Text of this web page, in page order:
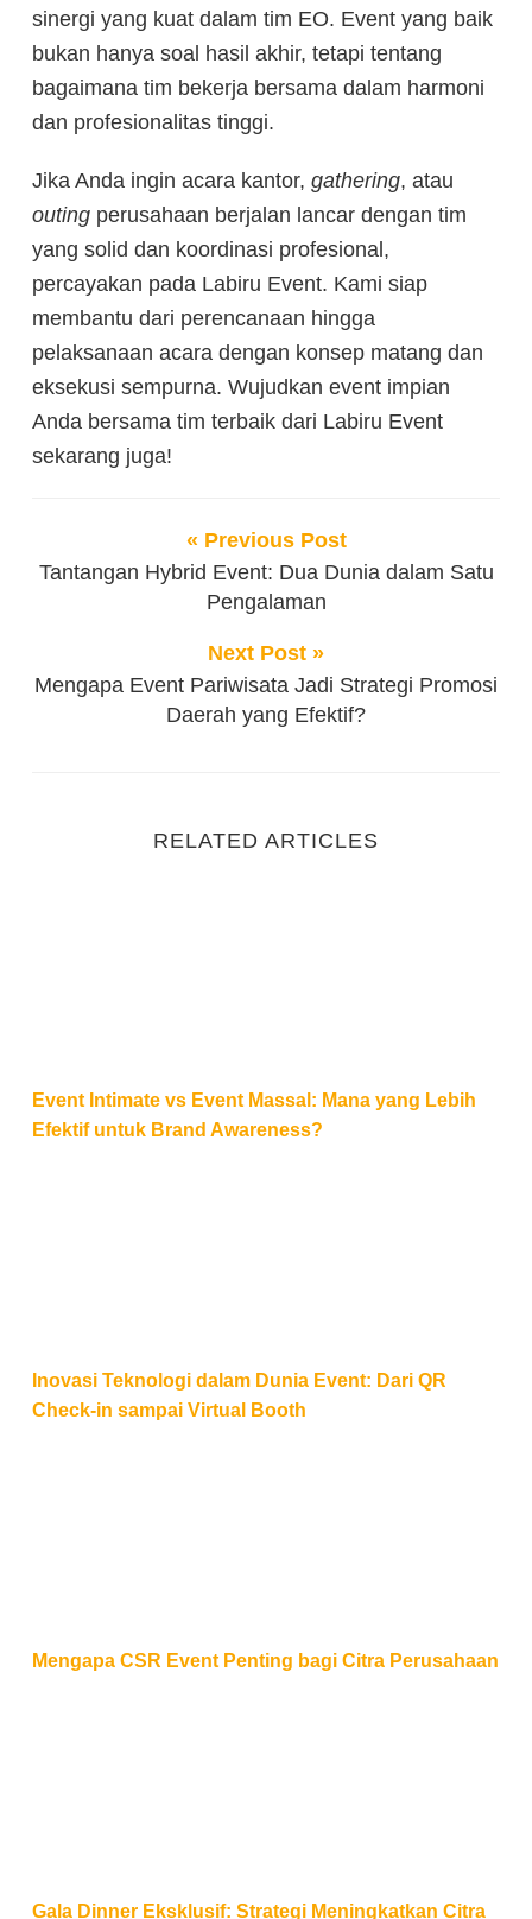
sinergi yang kuat dalam tim EO. Event yang baik
bukan hanya soal hasil akhir, tetapi tentang
bagaimana tim bekerja bersama dalam harmoni
dan profesionalitas tinggi.
Jika Anda ingin acara kantor, gathering, atau
outing perusahaan berjalan lancar dengan tim
yang solid dan koordinasi profesional,
percayakan pada Labiru Event. Kami siap
membantu dari perencanaan hingga
pelaksanaan acara dengan konsep matang dan
eksekusi sempurna. Wujudkan event impian
Anda bersama tim terbaik dari Labiru Event
sekarang juga!
« Previous Post
Tantangan Hybrid Event: Dua Dunia dalam Satu
Pengalaman
Next Post »
Mengapa Event Pariwisata Jadi Strategi Promosi
Daerah yang Efektif?
RELATED ARTICLES
Event Intimate vs Event Massal: Mana yang Lebih
Efektif untuk Brand Awareness?
Inovasi Teknologi dalam Dunia Event: Dari QR
Check-in sampai Virtual Booth
Mengapa CSR Event Penting bagi Citra Perusahaan
Gala Dinner Eksklusif: Strategi Meningkatkan Citra